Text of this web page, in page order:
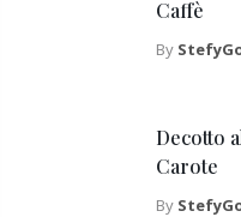
Caffè
By
Decotto
Carote
By